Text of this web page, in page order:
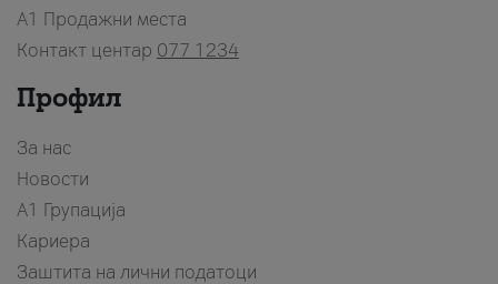
A1 Продажни места
Контакт центар 077 1234
Профил
За нас
Новости
А1 Групација
Кариера
Заштита на лични податоци